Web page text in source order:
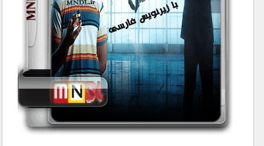
کیهان / نجوم
گردشگری
ماورایی
مسابقات / ورزشی
مستند های اختصاصی